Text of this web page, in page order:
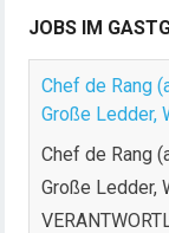
JOBS IM
Chef de Rang
Große Ledder,
Chef de Rang
Große Ledder,